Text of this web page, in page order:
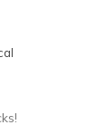
Shoes